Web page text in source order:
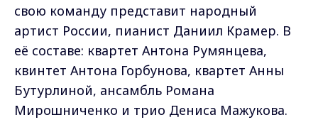
свою команду представит народный
артист России, пианист Даниил Крамер. В
её составе: квартет Антона Румянцева,
квинтет Антона Горбунова, квартет Анны
Бутурлиной, ансамбль Романа
Мирошниченко и трио Дениса Мажукова.